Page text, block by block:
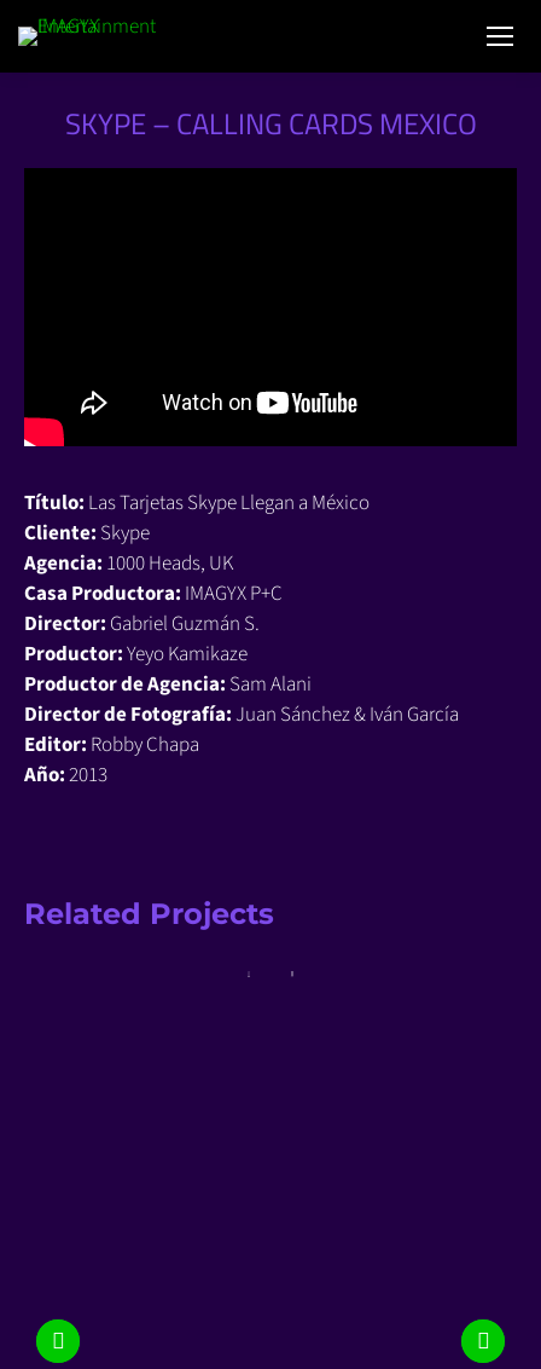
SKYPE – CALLING CARDS MEXICO
Título: Las Tarjetas Skype Llegan a México
Cliente: Skype
Agencia: 1000 Heads, UK
Casa Productora: IMAGYX P+C
Director: Gabriel Guzmán S.
Productor:Yeyo Kamikaze
Productor de Agencia: Sam Alani
Director de Fotografía: Juan Sánchez & Iván García
Editor: Robby Chapa
Año:2013
Related Projects